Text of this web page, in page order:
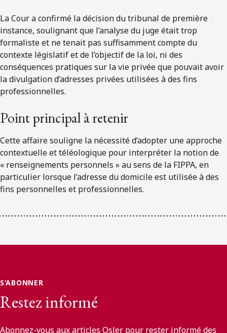
La Cour a confirmé la décision du tribunal de première
instance, soulignant que l’analyse du juge était trop
formaliste et ne tenait pas suffisamment compte du
contexte législatif et de l’objectif de la loi, ni des
conséquences pratiques sur la vie privée que pouvait avoir
la divulgation d’adresses privées utilisées à des fins
professionnelles.
Point principal à retenir
Cette affaire souligne la nécessité d’adopter une approche
contextuelle et téléologique pour interpréter la notion de
« renseignements personnels » au sens de la FIPPA, en
particulier lorsque l’adresse du domicile est utilisée à des
fins personnelles et professionnelles.
S’ABONNER
Restez informé
Abonnez-vous aux articles Osler pour rester informé des